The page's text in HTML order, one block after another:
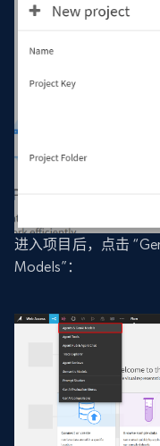
进入项目后，点击
Models”：